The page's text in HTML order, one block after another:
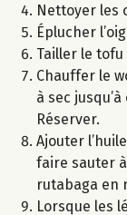
Nettoyer les
Éplucher
Tailler le
Chauffer le
à sec
Réserver.
Ajouter
faire sauter
rutabaga en
Lorsque les